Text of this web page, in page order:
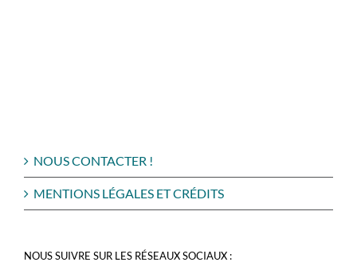
NOUS CONTACTER !
MENTIONS LÉGALES ET CRÉDITS
NOUS SUIVRE SUR LES RÉSEAUX SOCIAUX :